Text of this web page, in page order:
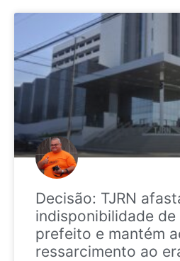
Decisão: TJRN
indisponibilidade
prefeito e mantém
ressarcimento ao